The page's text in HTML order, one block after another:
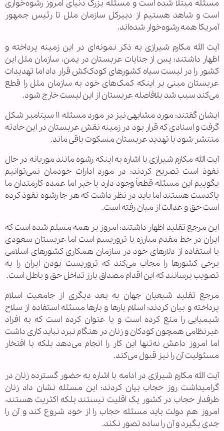
مسئله مبتلا شده است و مسئله بزرگ دنیای امروز رشوه‌خواری
است و شاهد هستیم از دبیرکل سازمان ملل تا رئیس جمهور
آمریکا همه رشوه‌خوار شده‌اند.
آیت الله مکارم شیرازی به ذکر نمونه‌ای در این زمینه پرداخته و
اظهار داشتند: پس از جنایات عربستان در یمن، سازمان ملل این
کشور را در لیست سیاه کشورهای کودک‌کش قرار داد اما تهدیدات
عربستان مبنی بر اینکه کمک‌های خود به سازمان ملل را قطع
می‌کند سبب شد بلافاصله عربستان از این لیست خارج شود.
ایشان گفتند: مورد مشابهی نیز در مورد مسئله ۱۱ سپتامبر شکل
گرفت و اسنادی که قرار بود در زمینه نقش عربستان در این حادثه
منتشر شود با تهدید عربستان مسکوت باقی ماند.
آیت الله مکارم شیرازی با اشاره به اینکه رشوه مانند موریانه در حال
نفوذ است تصریح کردند: در مورد ادارات خودمان نمی‌توانیم
بگوییم این مسئله قطعاً وجود دارد یا خیر اما عمده کارمندان ما
پاکدست هستند اما باید در نظر داشت که هر جا رشوه نفوذ کرده
است حق و عدالت از میان رفته است.
این مرجع تقلید اظهار داشتند: امروز بر همه مسلم شده است که
ایران در خط مقدم مبارزه با تروریسم است اما عربستان سعودی
با استفاده از دلارهای خود در سازمان همکاری کشورهای اسلامی
برخی کشورها را مجاب می‌کند که تروریست بودن ایران را به
تصویب برسانند که این اقدام مصداق بارز تداخل حق و باطل است.
مرجع تقلید شیعیان جهان به بعد دیگری از جامعیت اسلام
پرداخته و بیان کردند: اسلام بارها و بارها مسئله استفاده از سلاح
شیمیایی را منع کرده است و یا عنوان کرده است که به افراد
غیرنظامی همچون کودکان و زنان در هنگام نبرد نباید کاری داشت
اما امروز داعش نه‌تنها این کار را انجام می‌دهد بلکه با افتخار
مسئولیت آن را نیز قبول می‌کند.
آیت الله مکارم شیرازی در ادامه با اشاره به حضور گسترده زنان در
گرامیداشت روز حجاب بیان کردند: این مسئله نشان داد زنان
طرفدار حجاب در کشور یک اقلیت نیستند بلکه اکثریت هستند،
امروز هم دولت باید مسئله حجاب را از خود شروع کند و آن را
جدی بگیرد و آن را ساده تصور نکند.